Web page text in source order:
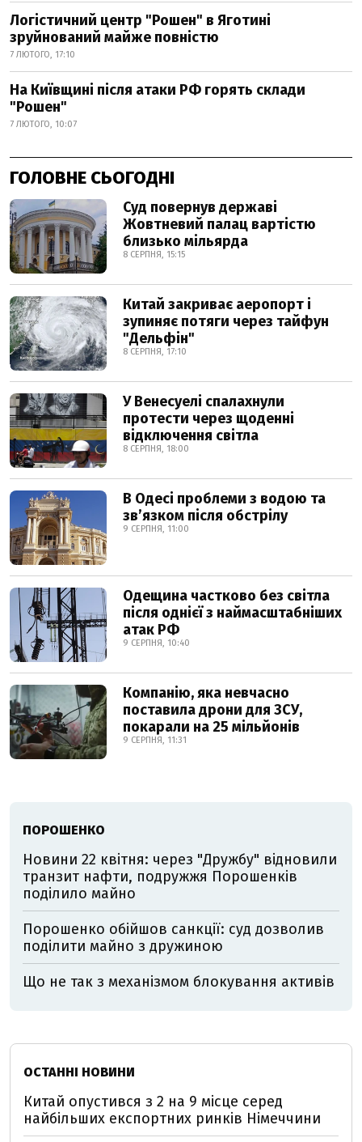
Логістичний центр "Рошен" в Яготині
зруйнований майже повністю
7 ЛЮТОГО, 17:10
На Київщині після атаки РФ горять склади
"Рошен"
7 ЛЮТОГО, 10:07
ГОЛОВНЕ СЬОГОДНІ
Суд повернув державі
Жовтневий палац вартістю
близько мільярда
8 СЕРПНЯ, 15:15
Китай закриває аеропорт і
зупиняє потяги через тайфун
"Дельфін"
8 СЕРПНЯ, 17:10
У Венесуелі спалахнули
протести через щоденні
відключення світла
8 СЕРПНЯ, 18:00
В Одесі проблеми з водою та
звʼязком після обстрілу
9 СЕРПНЯ, 11:00
Одещина частково без світла
після однієї з наймасштабніших
атак РФ
9 СЕРПНЯ, 10:40
Компанію, яка невчасно
поставила дрони для ЗСУ,
покарали на 25 мільйонів
9 СЕРПНЯ, 11:31
ПОРОШЕНКО
Новини 22 квітня: через "Дружбу" відновили
транзит нафти, подружжя Порошенків
поділило майно
Порошенко обійшов санкції: суд дозволив
поділити майно з дружиною
Що не так з механізмом блокування активів
ОСТАННІ НОВИНИ
Китай опустився з 2 на 9 місце серед
найбільших експортних ринків Німеччини